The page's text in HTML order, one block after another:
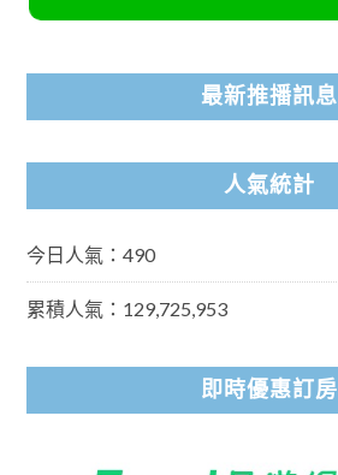
最新推播訊息
人氣統計
今日人氣：490
累積人氣：129,725,953
即時優惠訂房